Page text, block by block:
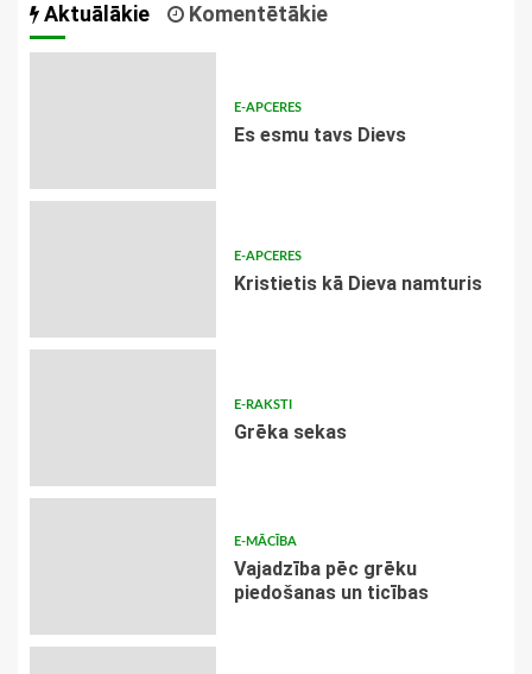
Aktuālākie Komentētākie
E-APCERES
Es esmu tavs Dievs
E-APCERES
Kristietis kā Dieva namturis
E-RAKSTI
Grēka sekas
E-MĀCĪBA
Vajadzība pēc grēku
piedošanas un ticības